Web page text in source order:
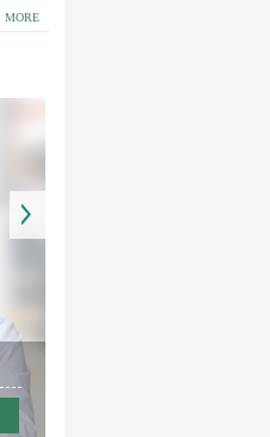
MORE